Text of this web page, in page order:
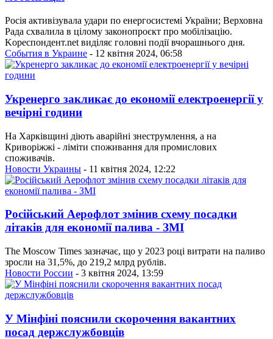
Росія активізувала удари по енергосистемі України; Верховна
Рада схвалила в цілому законопроєкт про мобілізацію.
Kореспондент.net виділяє головні події вчорашнього дня.
События в Украине - 12 квітня 2024, 06:58
Укренерго закликає до економії електроенергії у
вечірні години
На Харківщині діють аварійні знеструмлення, а на
Криворіжжі - ліміти споживання для промислових
споживачів.
Новости Украины - 11 квітня 2024, 12:22
Російський Аерофлот змінив схему посадки
літаків для економії палива - ЗМІ
The Moscow Times зазначає, що у 2023 році витрати на паливо
зросли на 31,5%, до 219,2 млрд рублів.
Новости России - 3 квітня 2024, 13:59
У Мінфіні пояснили скорочення вакантних
посад держслужбовців